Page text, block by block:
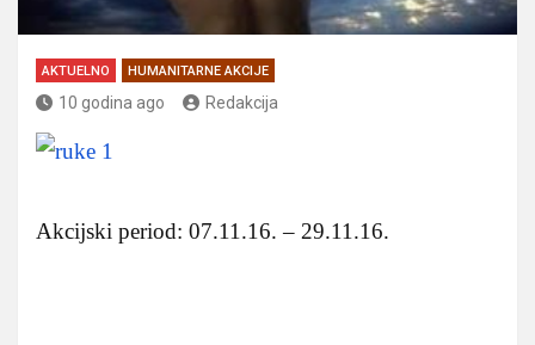
AKTUELNO HUMANITARNE AKCIJE
10 godina ago Redakcija
Akcijski period: 07.11.16. – 29.11.16.